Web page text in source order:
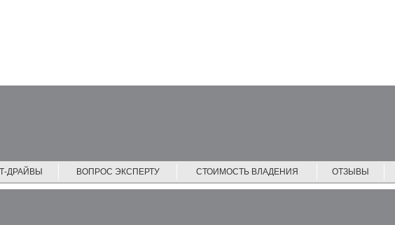
ДРАЙВЫ ВОПРОС ЭКСПЕРТУ СТОИМОСТЬ ВЛАДЕНИЯ ОТЗЫВЫ